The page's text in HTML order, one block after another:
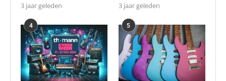
3 jaar geleden
3 jaar geleden
4 5